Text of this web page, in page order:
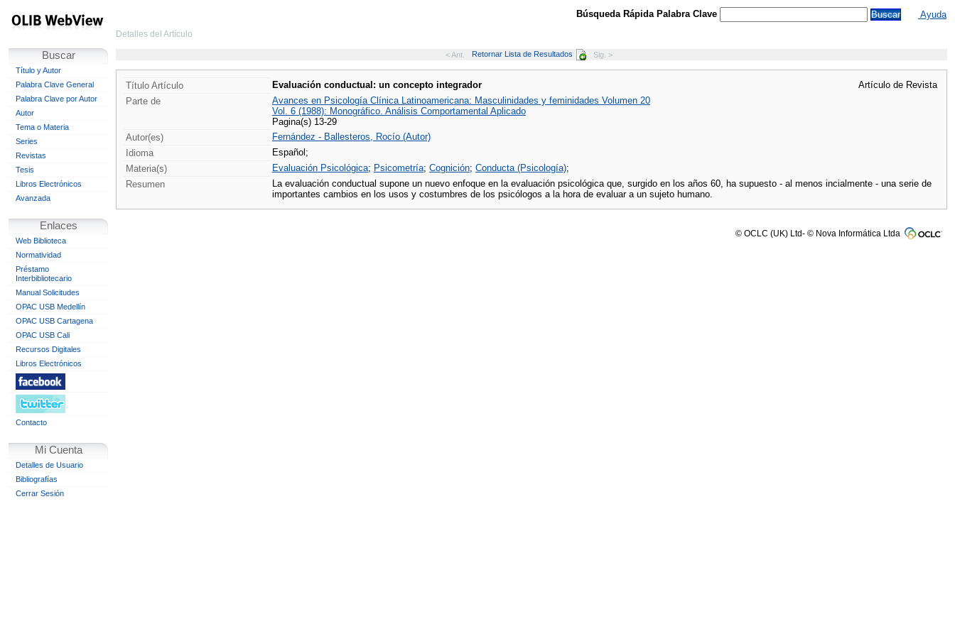
Buscar
Título y Autor
Palabra Clave General
Palabra Clave por Autor
Autor
Tema o Materia
Series
Revistas
Tesis
Libros Electrónicos
Avanzada
Enlaces
Web Biblioteca
Normatividad
Préstamo
Interbibliotecario
Manual Solicitudes
OPAC USB Medellín
OPAC USB Cartagena
OPAC USB Cali
Recursos Digitales
Libros Electrónicos
Contacto
Mi Cuenta
Detalles de Usuario
Bibliografías
Cerrar Sesión
Búsqueda Rápida Palabra Clave Ayuda
Detalles del Artículo
< Ant. Retornar Lista de Resultados Sig. >
Título Artículo Evaluación conductual: un concepto integrador
Artículo de Revista
Parte de
Avances en Psicología Clínica Latinoamericana: Masculinidades y feminidades Volumen 20
Vol. 6 (1988): Monográfico. Análisis Comportamental Aplicado
Pagina(s) 13-29
Autor(es)
Fernández - Ballesteros, Rocío (Autor)
Idioma
Español;
Materia(s)
Evaluación Psicológica; Psicometría; Cognición; Conducta (Psicología);
Resumen
La evaluación conductual supone un nuevo enfoque en la evaluación psicológica que, surgido en los años 60, ha supuesto - al menos incialmente - una serie de
importantes cambios en los usos y costumbres de los psicólogos a la hora de evaluar a un sujeto humano.
© OCLC (UK) Ltd- © Nova Informática Ltda